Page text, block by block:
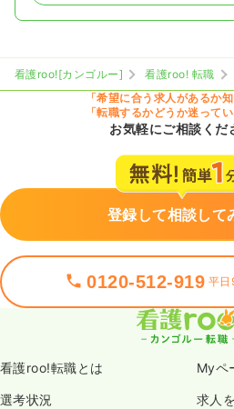
看護roo![カンゴルー] 看護roo! 転職
「希望に合う求人があるか知
「転職するかどうか迷って
お気軽にご相談くだ
登録して相談して
0120-512-919 平
看護roo!転職とは Myペ
選考状況 求人